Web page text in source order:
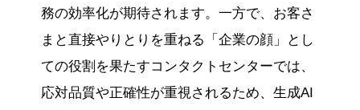
務の効率化が期待されます。一方で、お客さ
まと直接やりとりを重ねる「企業の顔」とし
ての役割を果たすコンタクトセンターでは、
応対品質や正確性が重視されるため、生成AI